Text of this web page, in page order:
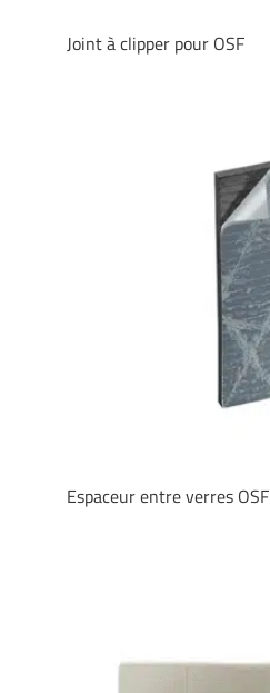
Joint à clipper pour OSF
Espaceur entre verres OSF